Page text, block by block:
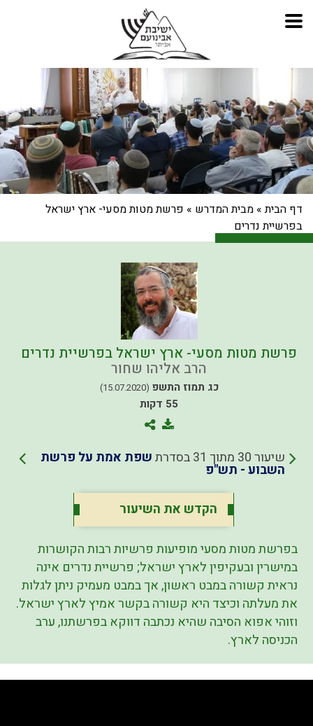
דף הבית» מבית המדרש » פרשת מטות מסעי- ארץ ישראל
בפרשיית נדרים
פרשת מטות מסעי- ארץ ישראל בפרשיית נדרים
הרב אליהו שחור
כג תמוז התשפ (15.07.2020)
55 דקות
שיעור 30 מתוך 31 בסדרת שפת אמת על פרשת
השבוע - תש"פ
הקדש את השיעור
בפרשת מטות מסעי מופיעות פרשיות רבות הקושרות
במישרין ובעקיפין לארץ ישראל; פרשיית נדרים אינה
נראית קשורה במבט ראשון, אך במבט מעמיק ניתן לגלות
את מעלתה וכיצד היא קשורה בקשר אמיץ לארץ ישראל.
וזוהי אפוא הסיבה שהיא נכתבה דווקא בפרשתנו, ערב
הכניסה לארץ.